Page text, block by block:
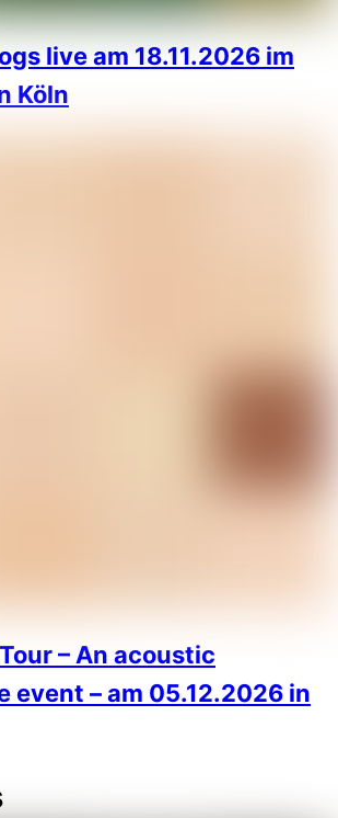
live am 18.11.2026 im
Köln
– An acoustic
event – am 05.12.2026 in